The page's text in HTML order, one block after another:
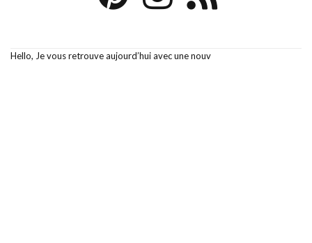
Hello, Je vous retrouve aujourd’hui avec une nouv